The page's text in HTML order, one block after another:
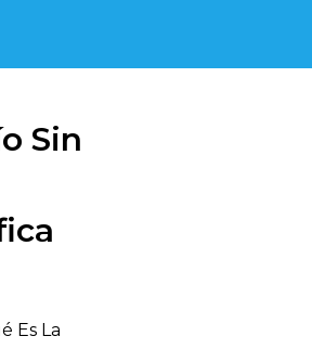
Sin
Es La